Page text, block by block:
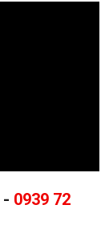
- 0939 72